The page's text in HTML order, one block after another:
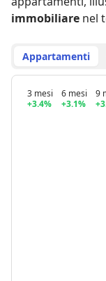
immobiliare nel
Appartamenti
3 mesi
+3.4%
6 mesi
+3.1%
9